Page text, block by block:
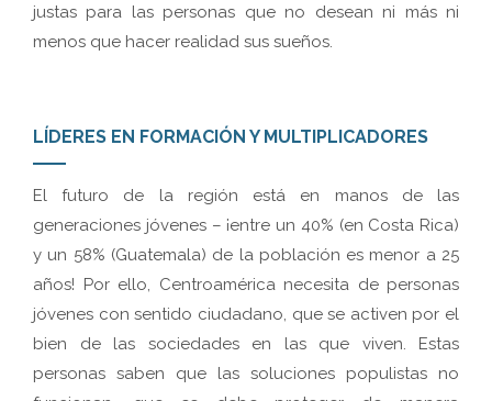
justas para las personas que no desean ni más ni
menos que hacer realidad sus sueños.
LÍDERES EN FORMACIÓN Y MULTIPLICADORES
El futuro de la región está en manos de las
generaciones jóvenes – ¡entre un 40% (en Costa Rica)
y un 58% (Guatemala) de la población es menor a 25
años! Por ello, Centroamérica necesita de personas
jóvenes con sentido ciudadano, que se activen por el
bien de las sociedades en las que viven. Estas
personas saben que las soluciones populistas no